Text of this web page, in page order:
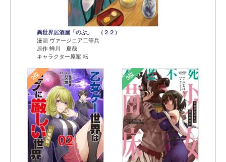
異世界居酒屋「のぶ」 （２２）
漫画 ヴァージニア二等兵
原作 蝉川 夏哉
キャラクター原案 転
2位 3位